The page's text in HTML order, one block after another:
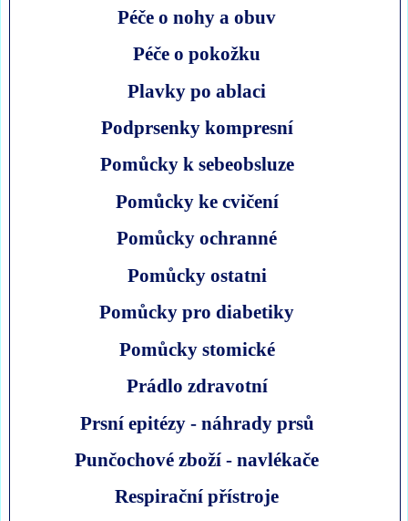
Péče o nohy a obuv
Péče o pokožku
Plavky po ablaci
Podprsenky kompresní
Pomůcky k sebeobsluze
Pomůcky ke cvičení
Pomůcky ochranné
Pomůcky ostatni
Pomůcky pro diabetiky
Pomůcky stomické
Prádlo zdravotní
Prsní epitézy - náhrady prsů
Punčochové zboží - navlékače
Respirační přístroje